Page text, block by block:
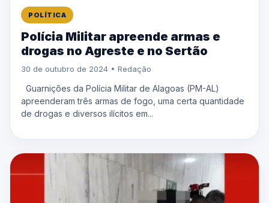
POLÍTICA
Polícia Militar apreende armas e
drogas no Agreste e no Sertão
30 de outubro de 2024 • Redação
Guarnições da Polícia Militar de Alagoas (PM-AL)
apreenderam três armas de fogo, uma certa quantidade
de drogas e diversos ilícitos em...